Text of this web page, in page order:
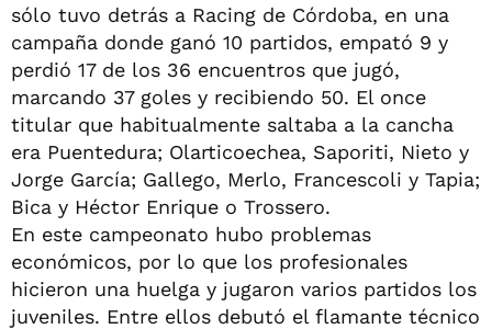
sólo tuvo detrás a Racing de Córdoba, en una
campaña donde ganó 10 partidos, empató 9 y
perdió 17 de los 36 encuentros que jugó,
marcando 37 goles y recibiendo 50. El once
titular que habitualmente saltaba a la cancha
era Puentedura; Olarticoechea, Saporiti, Nieto y
Jorge García; Gallego, Merlo, Francescoli y Tapia;
Bica y Héctor Enrique o Trossero.
En este campeonato hubo problemas
económicos, por lo que los profesionales
hicieron una huelga y jugaron varios partidos los
juveniles. Entre ellos debutó el flamante técnico